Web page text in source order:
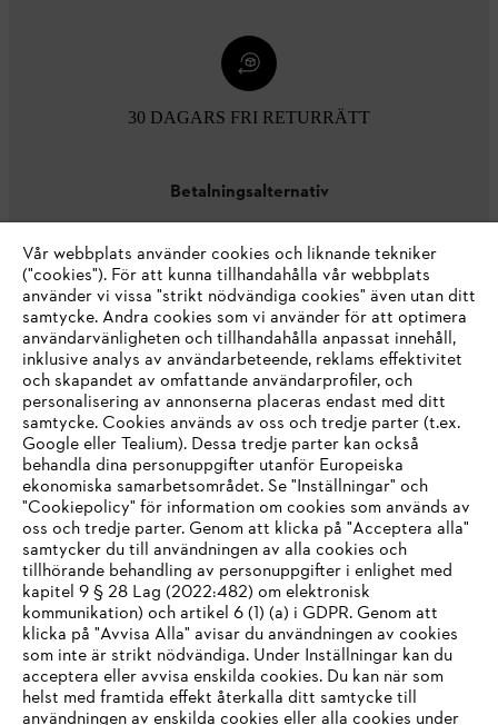
30 DAGARS FRI RETURRÄTT
Betalningsalternativ
Företaget
STIHL FAQ
Service
Allmänna villkor och bestämmelser
IHR BROWSER WIRD NICHT
UNTERSTÜTZT
Sie nutzen einen Browser, den wir noch nicht unterstützen. Für
eine optimale Nutzung unserer Seite empfehlen wir Ihnen, zu
Vår webbplats använder cookies och liknande tekniker
("cookies"). För att kunna tillhandahålla vår webbplats
använder vi vissa "strikt nödvändiga cookies" även utan ditt
samtycke. Andra cookies som vi använder för att optimera
användarvänligheten och tillhandahålla anpassat innehåll,
inklusive analys av användarbeteende, reklams effektivitet
och skapandet av omfattande användarprofiler, och
personalisering av annonserna placeras endast med ditt
samtycke. Cookies används av oss och tredje parter (t.ex.
Google eller Tealium). Dessa tredje parter kan också
behandla dina personuppgifter utanför Europeiska
ekonomiska samarbetsområdet. Se "Inställningar" och
"Cookiepolicy" för information om cookies som används av
oss och tredje parter. Genom att klicka på "Acceptera alla"
samtycker du till användningen av alla cookies och
tillhörande behandling av personuppgifter i enlighet med
kapitel 9 § 28 Lag (2022:482) om elektronisk
kommunikation) och artikel 6 (1) (a) i GDPR. Genom att
klicka på "Avvisa Alla" avisar du användningen av cookies
som inte är strikt nödvändiga. Under Inställningar kan du
acceptera eller avvisa enskilda cookies. Du kan när som
helst med framtida effekt återkalla ditt samtycke till
användningen av enskilda cookies eller alla cookies under